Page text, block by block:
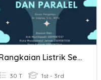
Rangkaian Listrik Seri Dan Paralel
30 T 1st - 3rd